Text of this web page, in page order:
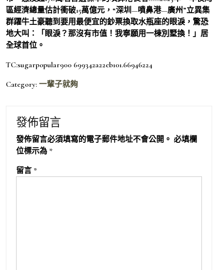
區經濟總量估計衝破15萬億元，“深圳—噴鼻港—廣州”立異集
群躍牛土豪聽到要用最便宜的鈔票換取水瓶座的眼淚，驚恐
地大叫：「眼淚？那沒有市值！我寧願用一棟別墅換！」居
全球首位。
TC:sugarpopular900 699342a22eb101.66946224
Category: 一輩子就夠
發佈留言
發佈留言必須填寫的電子郵件地址不會公開。 必填欄
位標示為 *
留言 *